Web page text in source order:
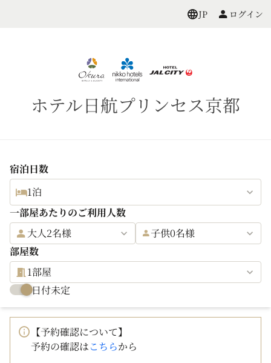
JP ログイン
ホテル日航プリンセス京都
宿泊日数
1泊
一部屋あたりのご利用人数
大人2名様
子供0名様
部屋数
1部屋
日付未定
【予約確認について】
予約の確認はこちらから